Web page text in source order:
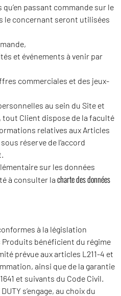
qu’en passant commande sur le
le concernant seront utilisées
et événements à venir par
commerciales et des jeux-
au sein du Site et
Client dispose de la faculté
relatives aux Articles
réserve de l’accord
sur les données
à consulter la charte des données
à la législation
Produits bénéficient du régime
prévue aux articles L211-4 et
ainsi que de la garantie
et suivants du Code Civil.
s’engage, au choix du